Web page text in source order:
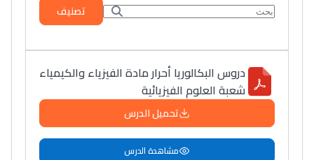
تصنيف
دروس البكالوريا أحرار مادة الفيزياء والكيمياء
شعبة العلوم الفيزيائية
تحميل الدرس
مشاهدة الدرس